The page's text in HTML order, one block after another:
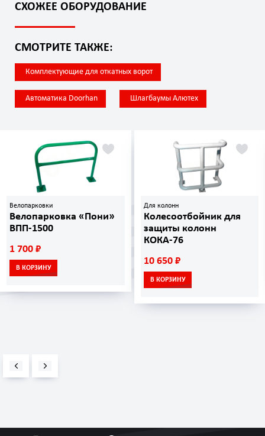
СХОЖЕЕ ОБОРУДОВАНИЕ
СМОТРИТЕ ТАКЖЕ:
Комплектующие для откатных ворот
Автоматика Doorhan Шлагбаумы Алютех
Велопарковки
Велопарковка «Пони»
ВПП-1500
1 700 ₽
В КОРЗИНУ
Для колонн
Колесоотбойник для
защиты колонн
КОКА-76
10 650 ₽
В КОРЗИНУ